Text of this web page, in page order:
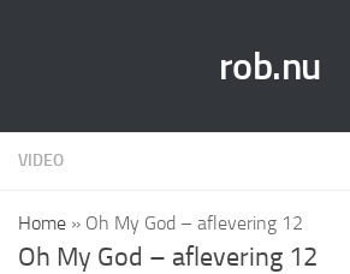
rob.nu
VIDEO
Home » Oh My God – aflevering 12
Oh My God – aflevering 12